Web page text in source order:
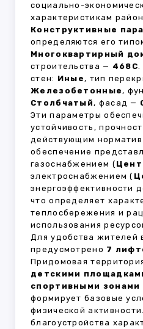
социально-
характеристикам
Конструктивные
определяются его
Многоквартирный
строительства — 468С.
стен: Иные, тип
Железобетонные,
Столбчатый, фасад —
Эти параметры
устойчивость,
действующим
обеспечение
газоснабжением (
электроснабжением (
энергоэффективности
что определяет
теплосбережения и
использования
Для удобства жителей
предусмотрено 7
Придомовая
детскими
спортивными
формирует базовые
физической
благоустройства